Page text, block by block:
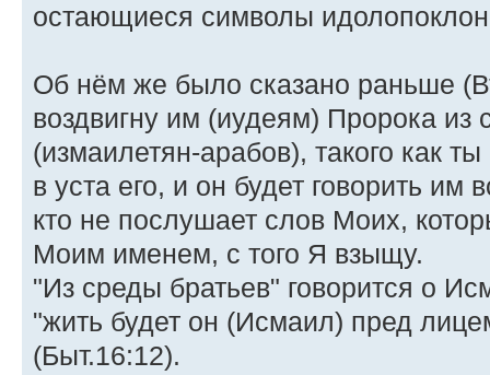
остающиеся символы
Об нём же было сказано раньше
воздвигну им (иудеям) Пророка из
(измаилетян-арабов), такого как
в уста его, и он будет говорить
кто не послушает слов Моих,
Моим именем, с того Я взыщу.
"Из среды братьев" говорится о
"жить будет он (Исмаил) пред
(Быт.16:12).